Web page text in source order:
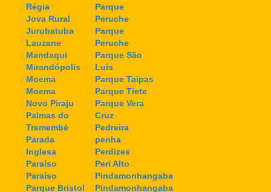
Régia
Jova Rural
Jurubatuba
Lauzane
Mandaqui
Mirandópolis
Moema
Moema
Novo Piraju
Palmas do
Tremembé
Parada
Inglesa
Paraíso
Paraíso
Parque Bristol
Parque
Peruche
Parque
Peruche
Parque São
Luís
Parque Taipas
Parque Tiete
Parque Vera
Cruz
Pedreira
penha
Perdizes
Peri Alto
Pindamonhangaba
Pindamonhangaba